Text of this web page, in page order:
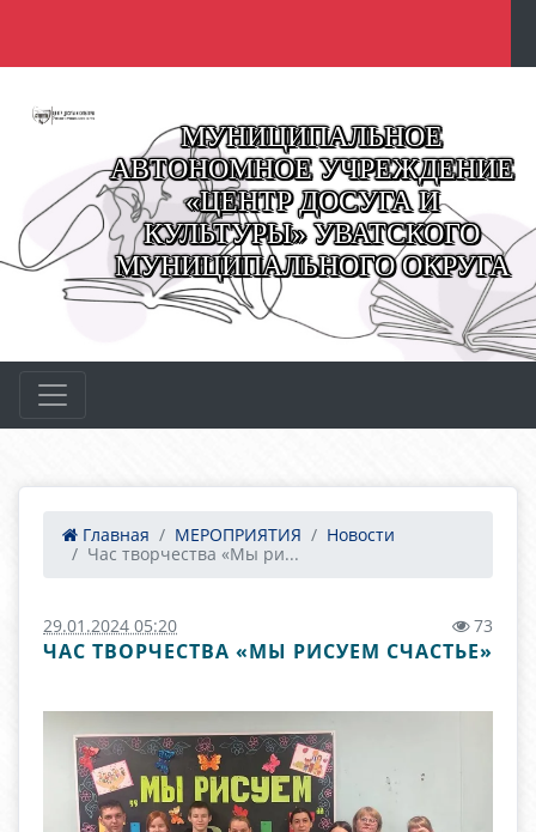
МУНИЦИПАЛЬНОЕ
АВТОНОМНОЕ УЧРЕЖДЕНИЕ
«ЦЕНТР ДОСУГА И
КУЛЬТУРЫ» УВАТСКОГО
МУНИЦИПАЛЬНОГО ОКРУГА
Главная МЕРОПРИЯТИЯ
Новости
Час творчества «Мы ри...
29.01.2024 05:20 73
ЧАС ТВОРЧЕСТВА «МЫ РИСУЕМ СЧАСТЬЕ»